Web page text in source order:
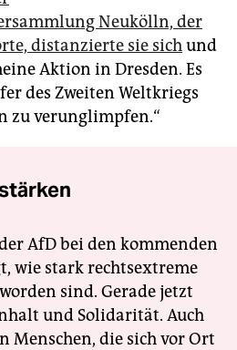
Neukölln, der
distanzierte sie sichund
Aktion in Dresden. Es
des Zweiten Weltkriegs
zu verunglimpfen.“
AfD bei den kommenden
wie stark rechtsextreme
sind. Gerade jetzt
und Solidarität. Auch
Menschen, die sich vor Ort